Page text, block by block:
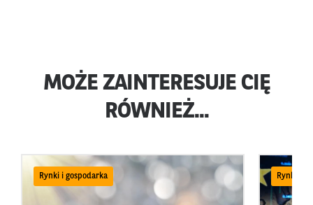
MOŻE ZAINTERESUJE CIĘ
RÓWNIEŻ...
Rynki i gospodarka Rynki i